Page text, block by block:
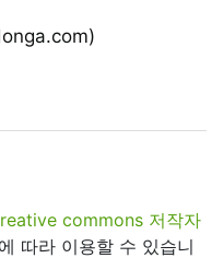
commons 저작자
에 따라 이용할 수 있습니